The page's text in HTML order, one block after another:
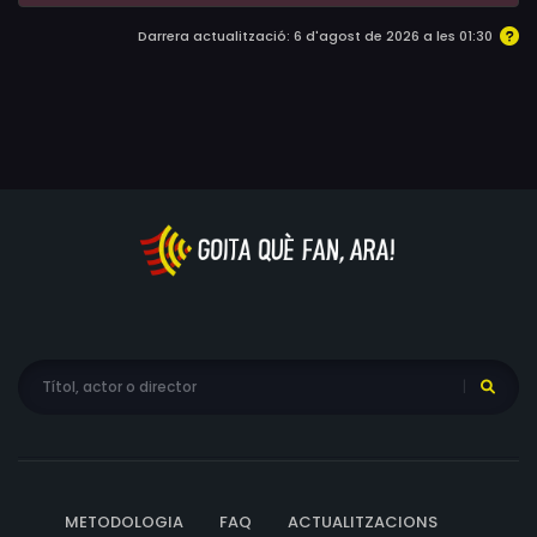
Darrera actualització: 6 d'agost de 2026 a les 01:30
METODOLOGIA FAQ ACTUALITZACIONS